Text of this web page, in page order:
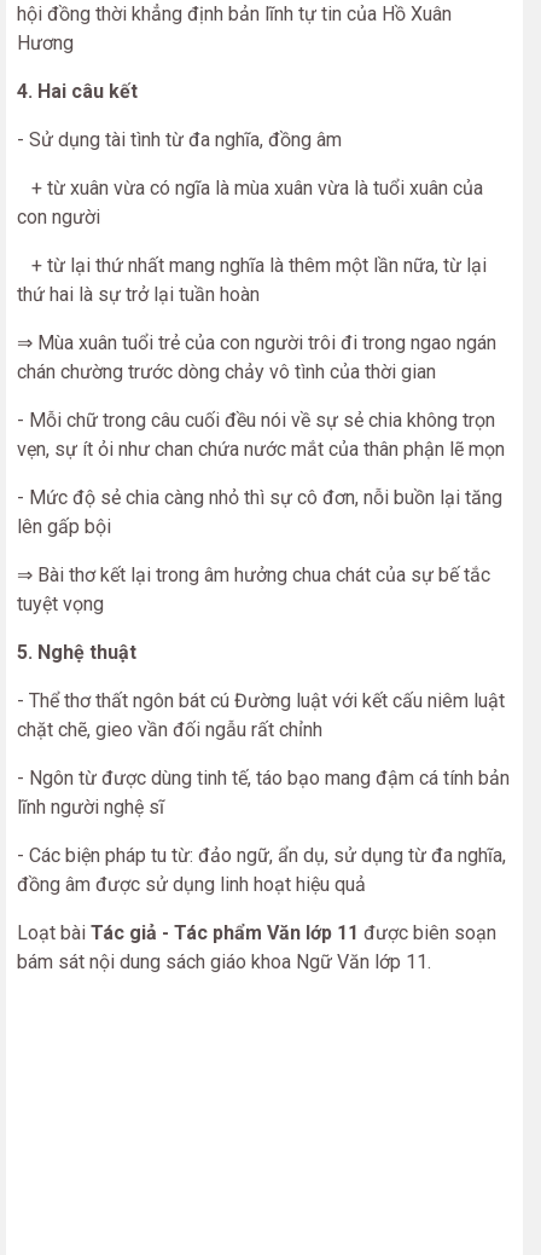
hội đồng thời khẳng định bản lĩnh tự tin của Hồ Xuân
Hương
4. Hai câu kết
- Sử dụng tài tình từ đa nghĩa, đồng âm
+ từ xuân vừa có ngĩa là mùa xuân vừa là tuổi xuân của
con người
+ từ lại thứ nhất mang nghĩa là thêm một lần nữa, từ lại
thứ hai là sự trở lại tuần hoàn
⇒ Mùa xuân tuổi trẻ của con người trôi đi trong ngao ngán
chán chường trước dòng chảy vô tình của thời gian
- Mỗi chữ trong câu cuối đều nói về sự sẻ chia không trọn
vẹn, sự ít ỏi như chan chứa nước mắt của thân phận lẽ mọn
- Mức độ sẻ chia càng nhỏ thì sự cô đơn, nỗi buồn lại tăng
lên gấp bội
⇒ Bài thơ kết lại trong âm hưởng chua chát của sự bế tắc
tuyệt vọng
5. Nghệ thuật
- Thể thơ thất ngôn bát cú Đường luật với kết cấu niêm luật
chặt chẽ, gieo vần đối ngẫu rất chỉnh
- Ngôn từ được dùng tinh tế, táo bạo mang đậm cá tính bản
lĩnh người nghệ sĩ
- Các biện pháp tu từ: đảo ngữ, ẩn dụ, sử dụng từ đa nghĩa,
đồng âm được sử dụng linh hoạt hiệu quả
Loạt bài Tác giả - Tác phẩm Văn lớp 11 được biên soạn
bám sát nội dung sách giáo khoa Ngữ Văn lớp 11.